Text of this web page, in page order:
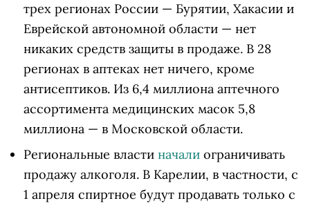
трех регионах России — Бурятии, Хакасии и
Еврейской автономной области — нет
никаких средств защиты в продаже. В 28
регионах в аптеках нет ничего, кроме
антисептиков. Из 6,4 миллиона аптечного
ассортимента медицинских масок 5,8
миллиона — в Московской области.
Региональные власти начали ограничивать
продажу алкоголя. В Карелии, в частности, с
1 апреля спиртное будут продавать только с